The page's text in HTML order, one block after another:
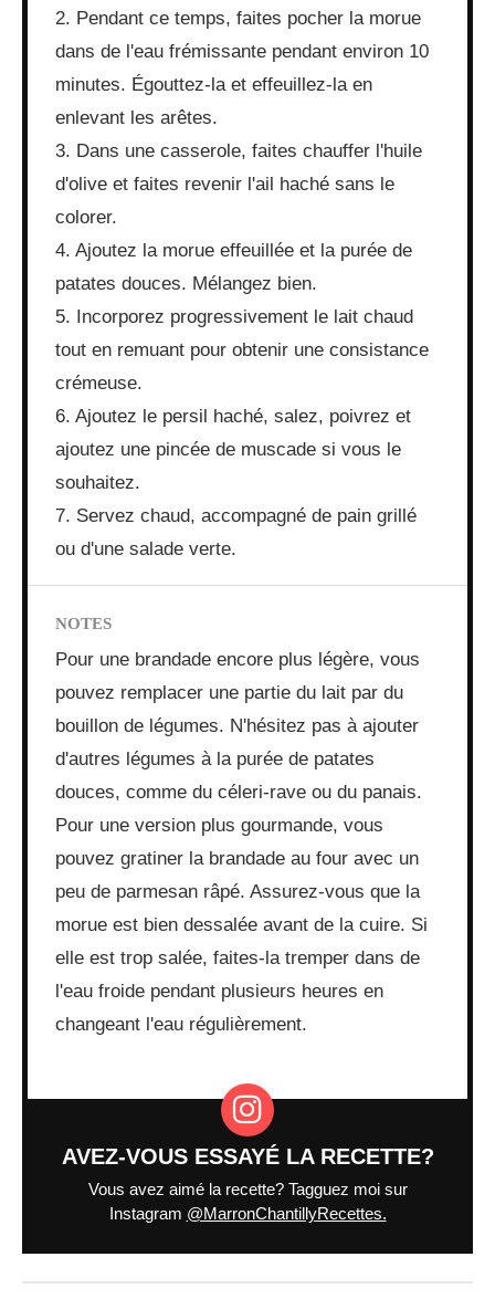
2. Pendant ce temps, faites pocher la morue
dans de l'eau frémissante pendant environ 10
minutes. Égouttez-la et effeuillez-la en
enlevant les arêtes.
3. Dans une casserole, faites chauffer l'huile
d'olive et faites revenir l'ail haché sans le
colorer.
4. Ajoutez la morue effeuillée et la purée de
patates douces. Mélangez bien.
5. Incorporez progressivement le lait chaud
tout en remuant pour obtenir une consistance
crémeuse.
6. Ajoutez le persil haché, salez, poivrez et
ajoutez une pincée de muscade si vous le
souhaitez.
7. Servez chaud, accompagné de pain grillé
ou d'une salade verte.
NOTES
Pour une brandade encore plus légère, vous
pouvez remplacer une partie du lait par du
bouillon de légumes. N'hésitez pas à ajouter
d'autres légumes à la purée de patates
douces, comme du céleri-rave ou du panais.
Pour une version plus gourmande, vous
pouvez gratiner la brandade au four avec un
peu de parmesan râpé. Assurez-vous que la
morue est bien dessalée avant de la cuire. Si
elle est trop salée, faites-la tremper dans de
l'eau froide pendant plusieurs heures en
changeant l'eau régulièrement.
AVEZ-VOUS ESSAYÉ LA RECETTE?
Vous avez aimé la recette? Tagguez moi sur
Instagram @MarronChantillyRecettes.